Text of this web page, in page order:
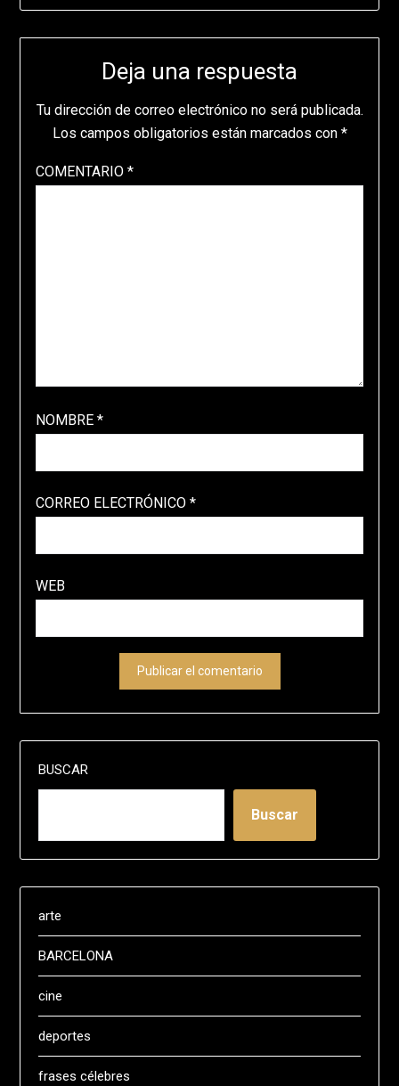
Deja una respuesta
Tu dirección de correo electrónico no será publicada.
Los campos obligatorios están marcados con *
COMENTARIO *
NOMBRE *
CORREO ELECTRÓNICO *
WEB
BUSCAR
Buscar
arte
BARCELONA
cine
deportes
frases célebres